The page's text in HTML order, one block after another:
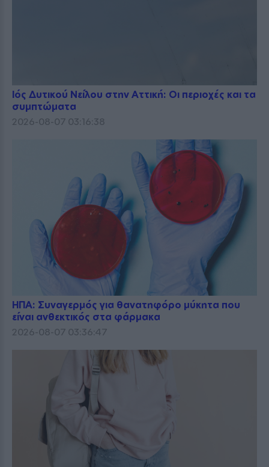
Ιός Δυτικού Νείλου στην Αττική: Οι περιοχές και τα
συμπτώματα
2026-08-07 03:16:38
ΗΠΑ: Συναγερμός για θανατηφόρο μύκητα που
είναι ανθεκτικός στα φάρμακα
2026-08-07 03:36:47